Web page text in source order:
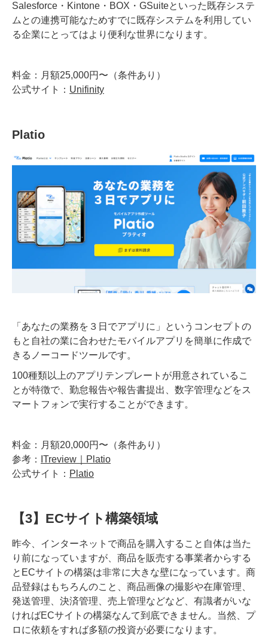
Salesforce・Kintone・BOX・GSuiteといった既存システ
ムとの連携可能なためすでに既存システムを利用してい
る企業にとってはより便利な世界になります。
料金：月額25,000円〜（条件あり）
公式サイト： Unifinity
Platio
「​​あなたの業務を３日でアプリに」というコンセプトの
もと自社の業に合わせたモバイルアプリを簡単に作成で
きるノーコードツールです。
100種類以上のアプリテンプレートが用意されているこ
とが特徴で、勤怠報告や報告書提出、数字管理などをス
マートフォンで実行することができます。
料金：月額20,000円〜（条件あり）
参考：
ITreview｜Platio
公式サイト： Platio
【3】ECサイト構築領域
昨今、インターネットで商品を購入すること自体は当た
り前になっていますが、商品を販売する事業者からする
とECサイトの構築は非常に大きな壁になっています。商
品登録はもちろんのこと、商品画像の撮影や在庫管理、
発送管理、決済管理、売上管理などなど、有識者がいな
ければECサイトの構築なんて到底できません。当然、プ
ロに依頼をすれば多額の投資が必要になります。